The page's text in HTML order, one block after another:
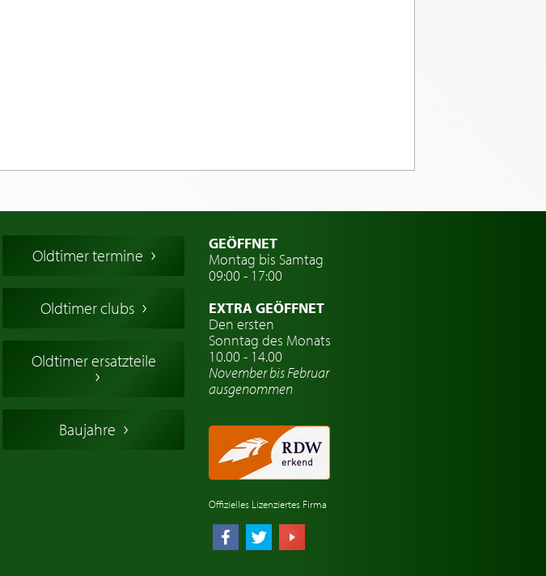
Oldtimer termine
Oldtimer clubs
Oldtimer ersatzteile
Baujahre
GEÖFFNET
Montag bis Samtag
09:00 - 17:00
EXTRA GEÖFFNET
Den ersten
Sonntag des Monats
10.00 - 14.00
November bis Februar
ausgenommen
Offizielles Lizenziertes Firma